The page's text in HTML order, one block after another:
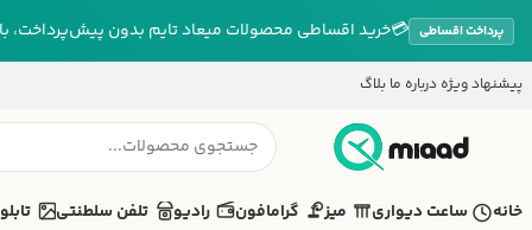
پرداخت اقساطی 💳خرید اقساطی محصولات میعاد تایم بدون پیش‌پرداخت،
پیشنهاد ویژه درباره ما بلاگ
خانه ساعت دیواری میز گرامافون رادیو تلفن سلطنتی تابلو